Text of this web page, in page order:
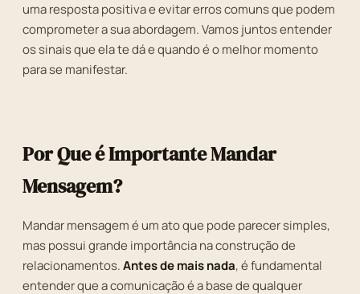
uma resposta positiva e evitar erros comuns que podem
comprometer a sua abordagem. Vamos juntos entender
os sinais que ela te dá e quando é o melhor momento
para se manifestar.
Por Que é Importante Mandar
Mensagem?
Mandar mensagem é um ato que pode parecer simples,
mas possui grande importância na construção de
relacionamentos.Antes de mais nada, é fundamental
entender que a comunicação é a base de qualquer